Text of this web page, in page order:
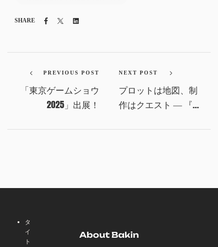
SHARE FacebookTwitterLinkedin
PREVIOUS POST
「東京ゲームショウ
2025」出展！
NEXT POST
プロットは地図、制
作はクエスト ― 『サ
ドに向けて、旅の足
タ
イ
ト
About Bakin